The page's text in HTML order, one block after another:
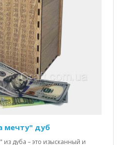
мечту" дуб
из дуба – это изысканный и